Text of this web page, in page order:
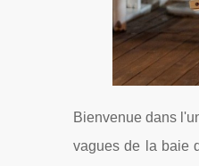
Bienvenue dans
vagues de la baie